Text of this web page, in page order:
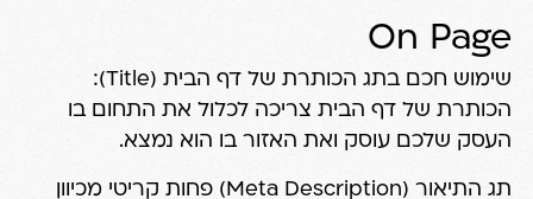
On Page
שימוש חכם בתג הכותרת של דף הבית (Title):
הכותרת של דף הבית צריכה לכלול את התחום בו
העסק שלכם עוסק ואת האזור בו הוא נמצא.
תג התיאור (Meta Description) פחות קריטי מכיוון